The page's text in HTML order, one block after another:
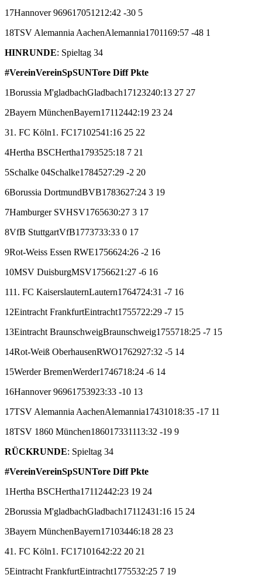
17Hannover 969617051212:42 -30 5
18TSV Alemannia AachenAlemannia1701169:57 -48 1
HINRUNDE: Spieltag 34
#VereinVereinSpSUNTore Diff Pkte
1Borussia M'gladbachGladbach17123240:13 27 27
2Bayern MünchenBayern1711 2442:19 23 24
31. FC Köln1. FC17102541:16 25 22
4Hertha BSCHertha1793525:18 7 21
5Schalke 04Schalke1784527:29 -2 20
6Borussia DortmundBVB1783627:24 3 19
7Hamburger SVHSV1765630:27 3 17
8VfB StuttgartVfB1773733:33 0 17
9Rot-Weiss Essen RWE1756624:26 -2 16
10MSV DuisburgMSV1756621:27 -6 16
111. FC KaiserslauternLautern1764724:31 -7 16
12Eintracht FrankfurtEintracht1755722:29 -7 15
13Eintracht BraunschweigBraunschweig1755718:25 -7 15
14Rot-Weiß OberhausenRWO1762927:32 -5 14
15Werder BremenWerder1746718:24 -6 14
16Hannover 96961753923:33 -10 13
17TSV Alemannia AachenAlemannia17431018:35 -17 11
18TSV 1860 München186017331113:32 -19 9
RÜCKRUNDE: Spieltag 34
#VereinVereinSpSUNTore Diff Pkte
1Hertha BSCHertha1711 2442:23 19 24
2Borussia M'gladbachGladbach1711 2431:16 15 24
3Bayern MünchenBayern17103446:18 28 23
41. FC Köln1. FC17101642:22 20 21
5Eintracht FrankfurtEintracht1775532:25 7 19